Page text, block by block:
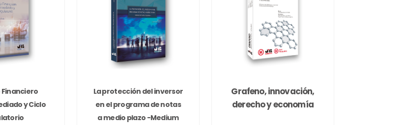
y Ciclo
La protección del inversor
en el programa de notas
a medio plazo -Medium
Grafeno, innovación,
derecho y economía